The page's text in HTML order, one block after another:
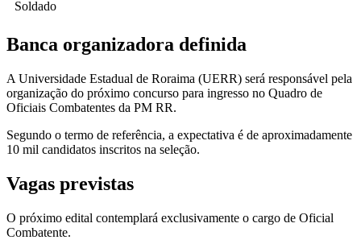
Soldado
Banca organizadora definida
A Universidade Estadual de Roraima (UERR) será responsável pela
organização do próximo concurso para ingresso no Quadro de
Oficiais Combatentes da PM RR.
Segundo o termo de referência, a expectativa é de aproximadamente
10 mil candidatos inscritos na seleção.
Vagas previstas
O próximo edital contemplará exclusivamente o cargo de Oficial
Combatente.